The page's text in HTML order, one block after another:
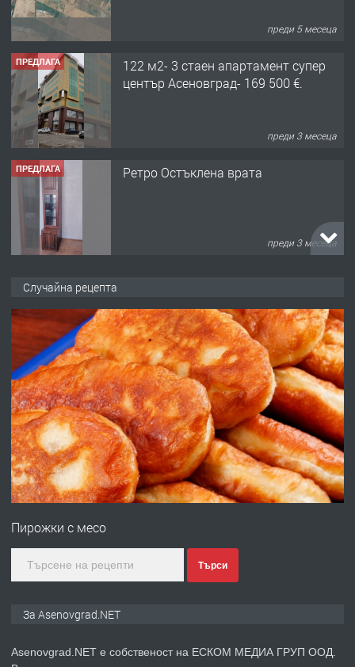
преди 5 месеца
ПРЕДЛАГА
122 м2- 3 стаен апартамент супер
център Асеновград- 169 500 €.
преди 3 месеца
ПРЕДЛАГА Ретро Остъклена врата
преди 3 месеца
преди 10 месеца
ПРЕДЛАГА
Професионална броячна машина -
със сертификат от ЕЦБ
преди 1 година
ПРЕДЛАГА
Професионална зеленчукорезачка
Случайна рецепта
Пирожки с месо
Търси
За Asenovgrad.NET
Asenovgrad.NET е собственост на ЕСКОМ МЕДИА ГРУП ООД.